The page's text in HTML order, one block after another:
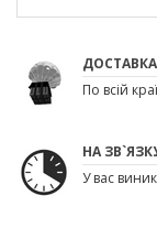
ДОСТАВКА
По всій
НА
У вас